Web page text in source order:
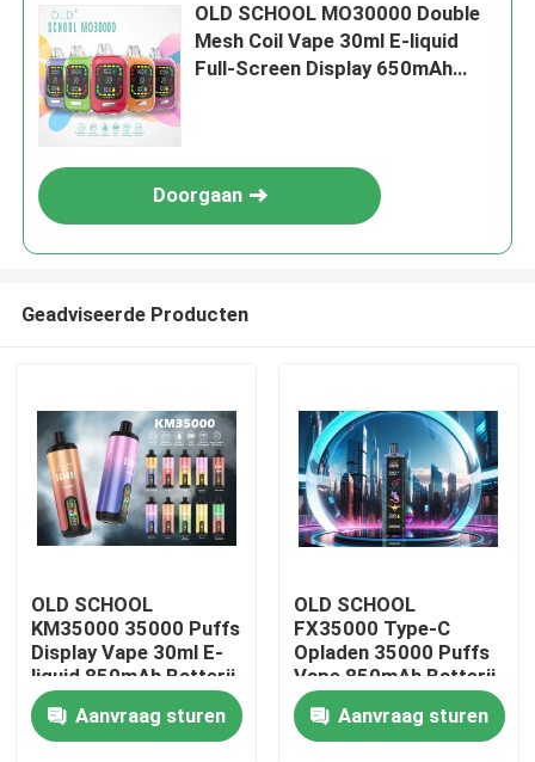
Thuis
OLD SCHOOL MO30000 Double
Mesh Coil Vape 30ml E-liquid
Full-Screen Display 650mAh
Doorgaan
Geadviseerde Producten
OLD SCHOOL
KM35000 35000 Puffs
Display Vape 30ml E-
liquid 850mAh Batterij
Dubbele Mesh Coil
Verstelbare
Luchtstroom
Aanvraag sturen
OLD SCHOOL
FX35000 Type-C
Opladen 35000 Puffs
Vape 850mAh Batterij
Dubbele Mesh Coil
Verstelbare
Luchtstroom Smaak
Aanvraag sturen